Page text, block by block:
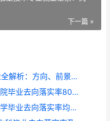
下一篇 »
2025年涉外旅游专业就业全解析：方向、前景与选择指南
2022-2024届广东东软学院毕业去向落实率80%-87%，这些专业找工作更顺？
2022-2024届浙江理工大学毕业去向落实率均超96%，就业方向与专业选择指南